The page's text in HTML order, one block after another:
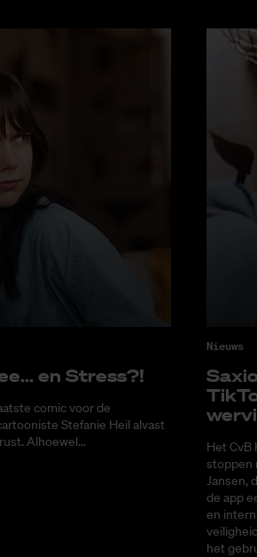
en Stress?!
comic voor de
Stefanie Heil alvast
Alhoewel...
Nieuws
Het CvB
stoppen
Jansen,
de app
en
het